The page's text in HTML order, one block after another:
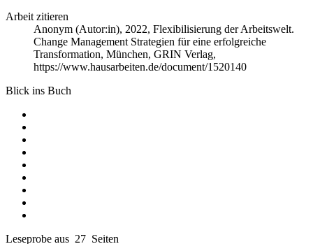
Arbeit zitieren
Anonym (Autor:in), 2022, Flexibilisierung der Arbeitswelt.
Change Management Strategien für eine erfolgreiche
Transformation, München, GRIN Verlag,
https://www.hausarbeiten.de/document/1520140
Blick ins Buch